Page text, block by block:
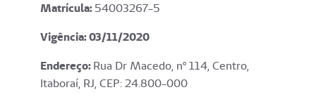
Matrícula:54003267-5
Vigência: 03/11/2020
Endereço:Rua Dr Macedo, nº 114, Centro,
Itaboraí, RJ, CEP: 24.800-000